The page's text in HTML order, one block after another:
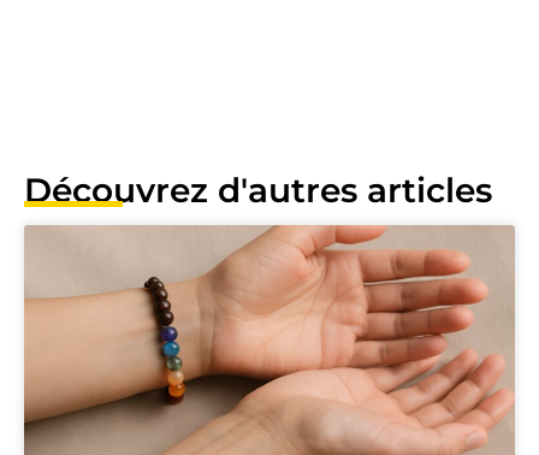
Découvrez d'autres articles